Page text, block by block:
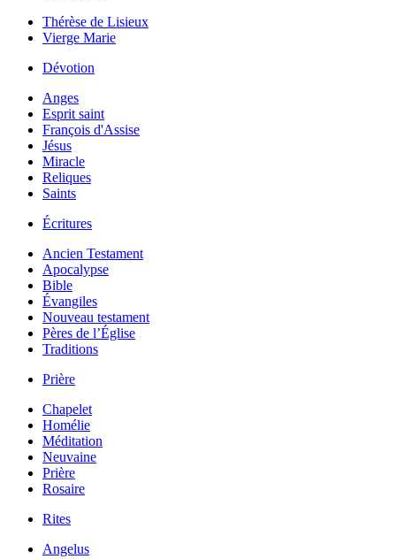
Thérèse de Lisieux
Vierge Marie
Dévotion
Anges
Esprit saint
François d'Assise
Jésus
Miracle
Reliques
Saints
Écritures
Ancien Testament
Apocalypse
Bible
Évangiles
Nouveau testament
Pères de l’Église
Traditions
Prière
Chapelet
Homélie
Méditation
Neuvaine
Prière
Rosaire
Rites
Angelus